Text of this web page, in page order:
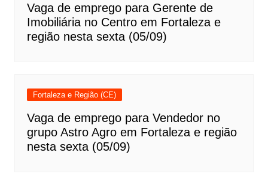
Vaga de emprego para Gerente de
Imobiliária no Centro em Fortaleza e
região nesta sexta (05/09)
Fortaleza e Região (CE)
Vaga de emprego para Vendedor no
grupo Astro Agro em Fortaleza e região
nesta sexta (05/09)